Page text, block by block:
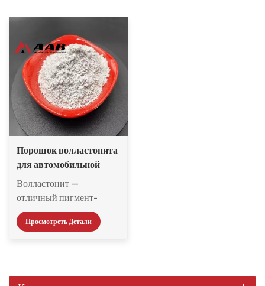
Порошок волластонита
для автомобильной
краски
Волластонит —
отличный пигмент-
наполнитель для
порошковых покрытий, а
Ca3 [Си3O9]. Обычно
Просмотреть Детали